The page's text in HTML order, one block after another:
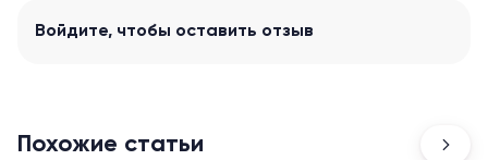
Войдите, чтобы оставить отзыв
Похожие статьи